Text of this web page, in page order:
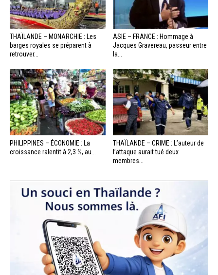
THAÏLANDE – MONARCHIE : Les
barges royales se préparent à
retrouver...
ASIE – FRANCE : Hommage à
Jacques Gravereau, passeur entre
la...
PHILIPPINES – ÉCONOMIE : La
croissance ralentit à 2,3 %, au...
THAÏLANDE – CRIME : L’auteur de
l’attaque aurait tué deux
membres...